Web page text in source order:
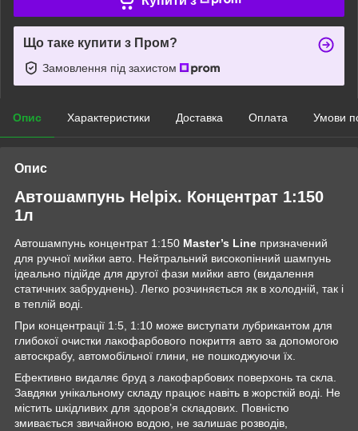
Що таке купити з Пром?
Замовлення під захистом
Опис Характеристики Доставка Оплата Умови
Опис
Автошампунь Helpix. Концентрат 1:150
1л
Автошампунь концентрат 1:150 Master’s Line призначений
для ручної мийки авто. Нейтральний високопінний шампунь
ідеально підійде для другої фази мийки авто (видалення
статичних забруднень). Легко розчиняється як в холодній, так і
в теплій воді.
При концентрації 1:5, 1:10 може виступати лубрикантом для
глибокої очистки лакофарбового покриття авто за допомогою
автоскрабу, автомобільної глини, не пошкоджуючи їх.
Ефективно видаляє бруд з лакофарбових поверхонь та скла.
Завдяки унікальному складу працює навіть в жорсткій воді. Не
містить шкідливих для здоров’я складових. Повністю
змивається звичайною водою, не залишає розводів,